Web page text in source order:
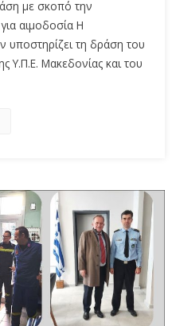
με σκοπό την
αιμοδοσία Η
υποστηρίζει τη δράση του
Υ.Π.Ε. Μακεδονίας και του